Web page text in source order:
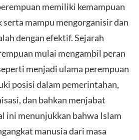
memiliki kemampuan
serta mampu mengorganisir dan
dengan efektif. Sejarah
mulai mengambil peran
menjadi ulama perempuan
posisi dalam pemerintahan,
dan bahkan menjabat
ini menunjukkan bahwa Islam
manusia dari masa